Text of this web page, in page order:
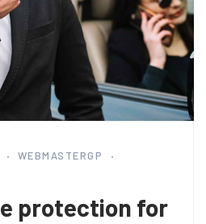
WEBMASTERGP
protection for